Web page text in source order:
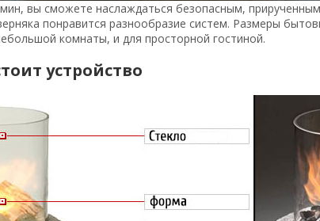
вы сможете наслаждаться безопасным,
понравится разнообразие систем. Размеры
комнаты, и для просторной гостиной.
устройство